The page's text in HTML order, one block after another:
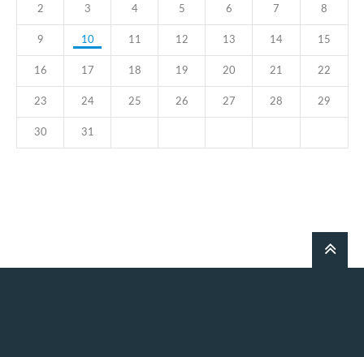
2 3 4 5 6 7 8
9 10 11 12 13 14 15
16 17 18 19 20 21 22
23 24 25 26 27 28 29
30 31